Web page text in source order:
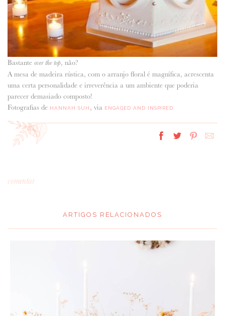
Bastante over the top, não?
A mesa de madeira rústica, com o arranjo floral é magnífica, acrescenta
uma certa personalidade e irreverência a um ambiente que poderia
parecer demasiado composto!
Fotografias de HANNAH SUH , via ENGAGED AND INSPIRED.
comentar
ARTIGOS RELACIONADOS